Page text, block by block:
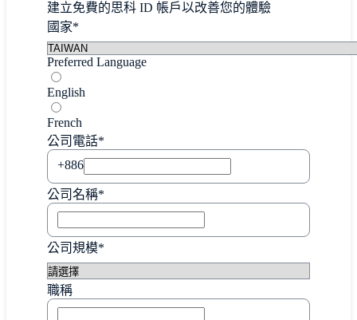
建立免費的思科 ID 帳戶以改善您的體驗
國家*
Preferred Language
English
French
公司電話*
+886
公司名稱*
公司規模*
職稱